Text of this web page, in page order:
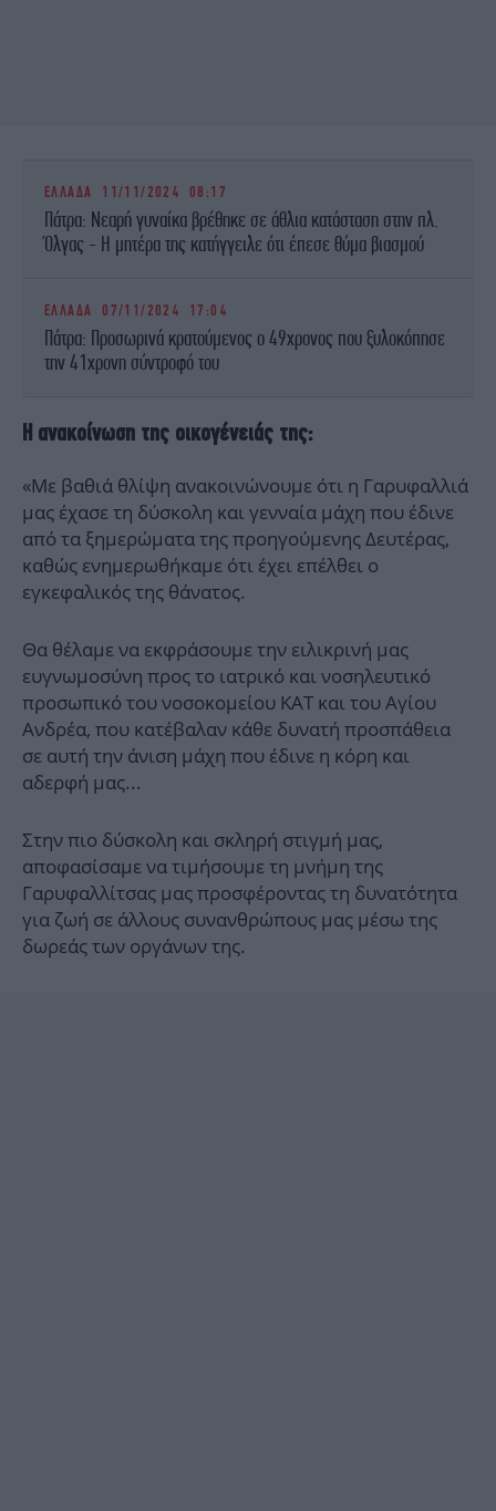
ΕΛΛΑΔΑ 11/11/2024 08:17
Πάτρα: Νεαρή γυναίκα βρέθηκε σε άθλια κατάσταση στην πλ.
Όλγας - Η μητέρα της κατήγγειλε ότι έπεσε θύμα βιασμού
ΕΛΛΑΔΑ 07/11/2024 17:04
Πάτρα: Προσωρινά κρατούμενος ο 49χρονος που ξυλοκόπησε
την 41χρονη σύντροφό του
Η ανακοίνωση της οικογένειάς της:
«Με βαθιά θλίψη ανακοινώνουμε ότι η Γαρυφαλλιά
μας έχασε τη δύσκολη και γενναία μάχη που έδινε
από τα ξημερώματα της προηγούμενης Δευτέρας,
καθώς ενημερωθήκαμε ότι έχει επέλθει ο
εγκεφαλικός της θάνατος.
Θα θέλαμε να εκφράσουμε την ειλικρινή μας
ευγνωμοσύνη προς το ιατρικό και νοσηλευτικό
προσωπικό του νοσοκομείου ΚΑΤ και του Αγίου
Ανδρέα, που κατέβαλαν κάθε δυνατή προσπάθεια
σε αυτή την άνιση μάχη που έδινε η κόρη και
αδερφή μας...
Στην πιο δύσκολη και σκληρή στιγμή μας,
αποφασίσαμε να τιμήσουμε τη μνήμη της
Γαρυφαλλίτσας μας προσφέροντας τη δυνατότητα
για ζωή σε άλλους συνανθρώπους μας μέσω της
δωρεάς των οργάνων της.